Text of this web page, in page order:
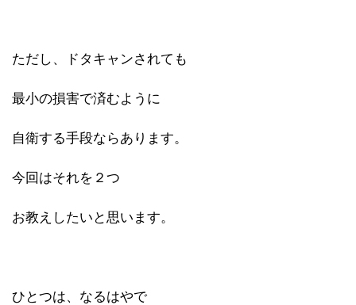
ただし、ドタキャンされても
最小の損害で済むように
自衛する手段ならあります。
今回はそれを２つ
お教えしたいと思います。
ひとつは、なるはやで